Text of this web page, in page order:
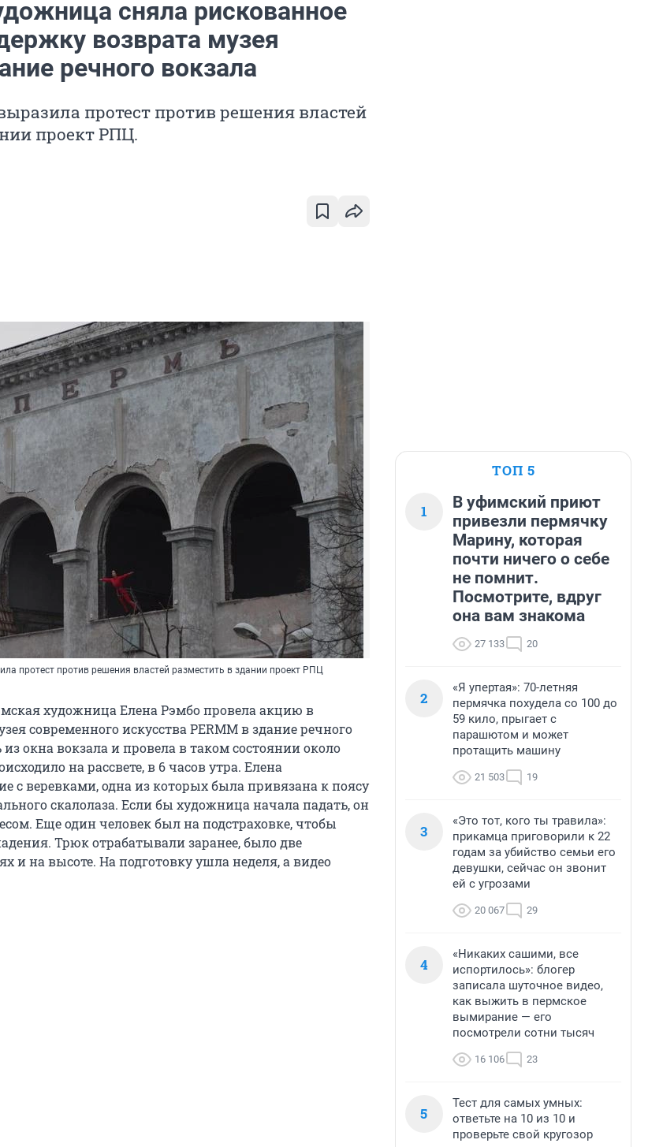
сняла рискованное
возврата музея
речного вокзала
протест против решения властей
проект РПЦ.
протест против решения властей разместить в здании проект РПЦ
художница Елена Рэмбо провела акцию в
современного искусства PERMM в здание речного
из окна вокзала и провела в таком состоянии около
на рассвете, в 6 часов утра. Елена
с веревками, одна из которых была привязана к поясу
скалолаза. Если бы художница начала падать, он
Еще один человек был на подстраховке, чтобы
Трюк отрабатывали заранее, было две
и на высоте. На подготовку ушла неделя, а видео
ТОП 5
1
В уфимский приют
привезли пермячку
Марину, которая
почти ничего о себе
не помнит.
Посмотрите, вдруг
она вам знакома
27 133 20
2
«Я упертая»: 70-летняя
пермячка похудела со 100 до
59 кило, прыгает с
парашютом и может
протащить машину
21 503 19
3
«Это тот, кого ты травила»:
прикамца приговорили к 22
годам за убийство семьи его
девушки, сейчас он звонит
ей с угрозами
20 067 29
4
«Никаких сашими, все
испортилось»: блогер
записала шуточное видео,
как выжить в пермское
вымирание — его
посмотрели сотни тысяч
16 106 23
5
Тест для самых умных:
ответьте на 10 из 10 и
проверьте свой кругозор